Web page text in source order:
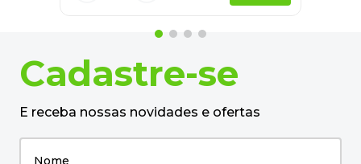
Cadastre-se
E receba nossas novidades e ofertas